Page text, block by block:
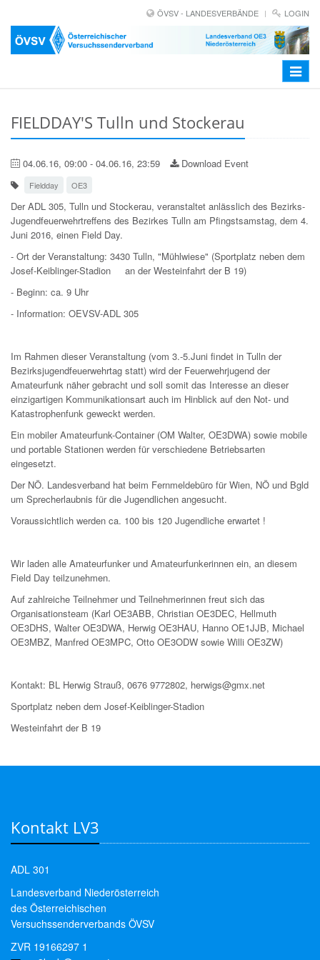
ÖVSV - LANDESVERBÄNDE LOGIN
Toggle
FIELDDAY'S Tulln und Stockerau
04.06.16, 09:00 - 04.06.16, 23:59 Download Event
Fieldday OE3
Der ADL 305, Tulln und Stockerau, veranstaltet anlässlich des Bezirks-
Jugendfeuerwehrtreffens des Bezirkes Tulln am Pfingstsamstag, dem 4.
Juni 2016, einen Field Day.
- Ort der Veranstaltung: 3430 Tulln, "Mühlwiese" (Sportplatz neben dem
Josef-Keiblinger-Stadion an der Westeinfahrt der B 19)
- Beginn: ca. 9 Uhr
- Information: OEVSV-ADL 305
Im Rahmen dieser Veranstaltung (vom 3.-5.Juni findet in Tulln der
Bezirksjugendfeuerwehrtag statt) wird der Feuerwehrjugend der
Amateurfunk näher gebracht und soll somit das Interesse an dieser
einzigartigen Kommunikationsart auch im Hinblick auf den Not- und
Katastrophenfunk geweckt werden.
Ein mobiler Amateurfunk-Container (OM Walter, OE3DWA) sowie mobile
und portable Stationen werden für verschiedene Betriebsarten
eingesetzt.
Der NÖ. Landesverband hat beim Fernmeldebüro für Wien, NÖ und Bgld
um Sprecherlaubnis für die Jugendlichen angesucht.
Voraussichtlich werden ca. 100 bis 120 Jugendliche erwartet !
Wir laden alle Amateurfunker und Amateurfunkerinnen ein, an diesem
Field Day teilzunehmen.
Auf zahlreiche Teilnehmer und Teilnehmerinnen freut sich das
Organisationsteam (Karl OE3ABB, Christian OE3DEC, Hellmuth
OE3DHS, Walter OE3DWA, Herwig OE3HAU, Hanno OE1JJB, Michael
OE3MBZ, Manfred OE3MPC, Otto OE3ODW sowie Willi OE3ZW)
Kontakt: BL Herwig Strauß, 0676 9772802, herwigs@gmx.net
Sportplatz neben dem Josef-Keiblinger-Stadion
Westeinfahrt der B 19
Kontakt LV3
ADL 301
Landesverband Niederösterreich
des Österreichischen
Versuchssenderverbands ÖVSV
ZVR 19166297 1